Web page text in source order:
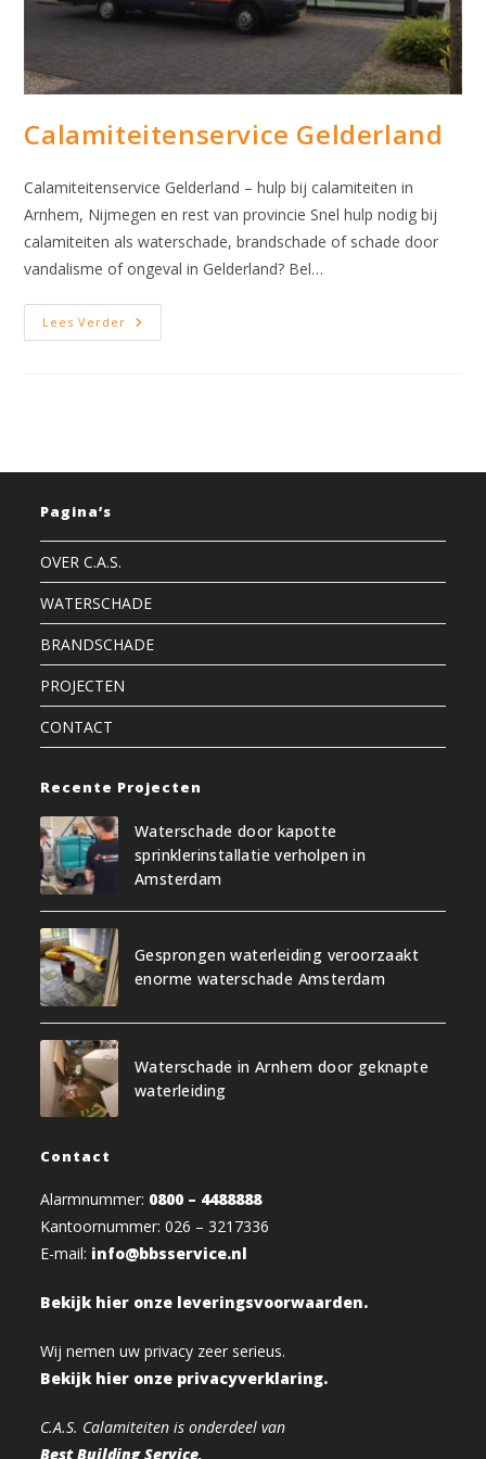
Calamiteitenservice Gelderland
Calamiteitenservice Gelderland – hulp bij calamiteiten in
Arnhem, Nijmegen en rest van provincie Snel hulp nodig bij
calamiteiten als waterschade, brandschade of schade door
vandalisme of ongeval in Gelderland? Bel…
Lees Verder Calamiteitenservice
Gelderland
Pagina’s
OVER C.A.S.
WATERSCHADE
BRANDSCHADE
PROJECTEN
CONTACT
Recente Projecten
Waterschade door kapotte
sprinklerinstallatie verholpen in
Amsterdam
Gesprongen waterleiding veroorzaakt
enorme waterschade Amsterdam
Waterschade in Arnhem door geknapte
waterleiding
Contact
Alarmnummer: 0800 – 4488888
Kantoornummer: 026 – 3217336
E-mail: info@bbsservice.nl
Bekijk hier onze leveringsvoorwaarden.
Wij nemen uw privacy zeer serieus.
Bekijk hier onze privacyverklaring.
C.A.S. Calamiteiten is onderdeel van
Best Building Service.